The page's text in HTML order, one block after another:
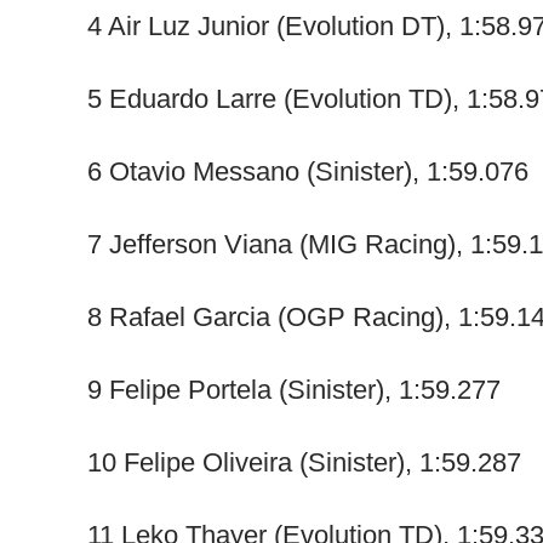
4 Air Luz Junior (Evolution DT),
5 Eduardo Larre (Evolution TD),
6 Otavio Messano (Sinister), 1:59.076
7 Jefferson Viana (MIG Racing),
8 Rafael Garcia (OGP Racing),
9 Felipe Portela (Sinister), 1:59.277
10 Felipe Oliveira (Sinister), 1:59.287
11 Leko Thayer (Evolution TD),